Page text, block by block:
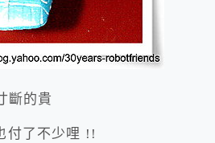
斷的貴
付了不少哩 !!